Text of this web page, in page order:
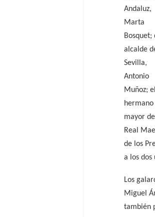
Andaluz,
Marta
Bosquet;
alcalde
Sevilla,
Antonio
Muñoz; el
hermano
mayor
Real
de los
a los dos
Los
Miguel
también